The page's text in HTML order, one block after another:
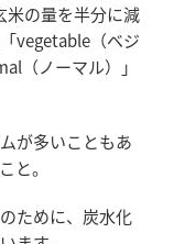
米の量を半分に減
vegetable（ベジ
（ノーマル）」
が多いこともあ
と。
ために、炭水化